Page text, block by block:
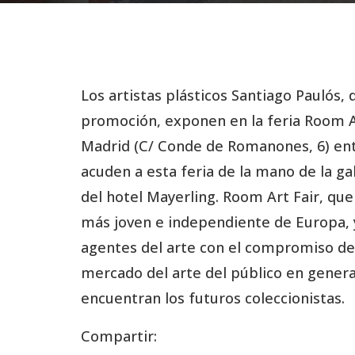
Los artistas plásticos Santiago
promoción, exponen en la feria Room
Madrid (C/ Conde de Romanones, 6)
acuden a esta feria de la mano de la
del hotel Mayerling. Room Art Fair,
más joven e independiente de
agentes del arte con el compromiso
mercado del arte del público en
encuentran los futuros coleccionistas.
Compartir: